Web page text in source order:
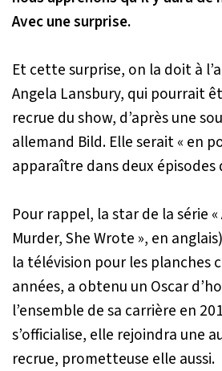
Avec une surprise.
Et cette surprise, on la doit à
Angela Lansbury, qui pourrait
recrue du show, d’après une
allemand Bild. Elle serait « en
apparaître dans deux épisodes
Pour rappel, la star de la série «
Murder, She Wrote », en
la télévision pour les planches
années, a obtenu un Oscar
l’ensemble de sa carrière en
s’officialise, elle rejoindra une
recrue, prometteuse elle aussi.